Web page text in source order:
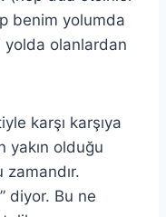
benim yolumda
olanlardan
karşı karşıya
yakın olduğu
diyor. Bu ne